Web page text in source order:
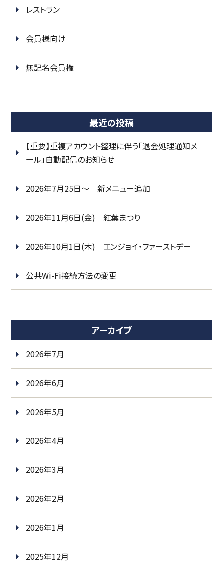
レストラン
会員様向け
無記名会員権
最近の投稿
【重要】重複アカウント整理に伴う「退会処理通知メ
ール」自動配信のお知らせ
2026年7月25日～ 新メニュー追加
2026年11月6日(金) 紅葉まつり
2026年10月1日(木) エンジョイ・ファーストデー
公共Wi-Fi接続方法の変更
アーカイブ
2026年7月
2026年6月
2026年5月
2026年4月
2026年3月
2026年2月
2026年1月
2025年12月